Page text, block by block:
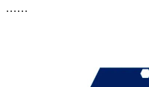
……